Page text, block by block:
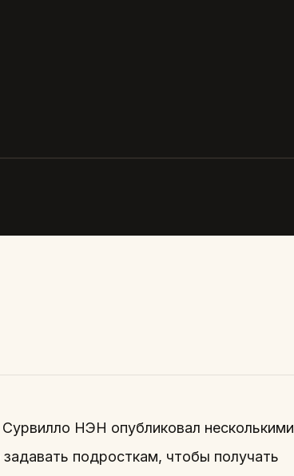
НЭН опубликовал несколькими
подросткам, чтобы получать